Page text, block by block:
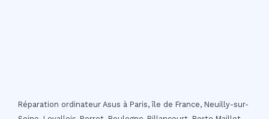
Réparation ordinateur Asus à Paris, île de France, Neuilly-sur-